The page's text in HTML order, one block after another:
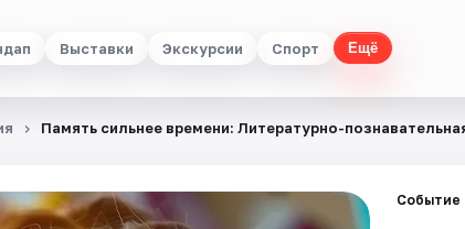
Выставки Экскурсии Спорт Ещё
Память сильнее времени: Литературно-
Событие